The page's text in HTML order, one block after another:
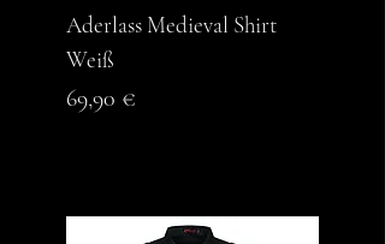
Aderlass Medieval Shirt
Weiß
Preis
69,90 €